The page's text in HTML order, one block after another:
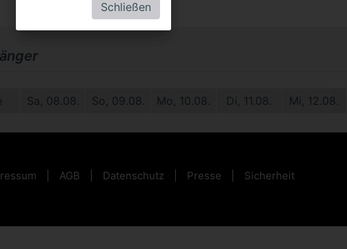
Sa, 08.08. So, 09.08. Mo, 10.08. Di, 11.08. Mi, 12.08.
AGB Datenschutz Presse Sicherheit
Schließen